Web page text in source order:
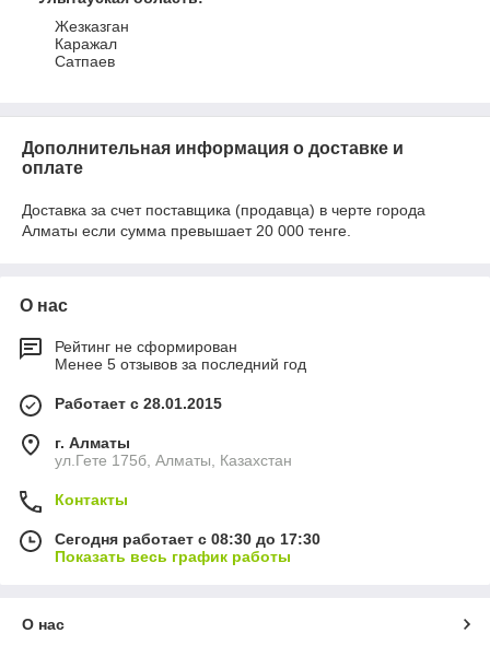
Жезказган
Каражал
Сатпаев
Дополнительная информация о доставке и
оплате
Доставка за счет поставщика (продавца) в черте города
Алматы если сумма превышает 20 000 тенге.
О нас
Рейтинг не сформирован
Менее 5 отзывов за последний год
Работает с 28.01.2015
г. Алматы
ул.Гете 175б, Алматы, Казахстан
Контакты
Сегодня работает с 08:30 до 17:30
Показать весь график работы
О нас